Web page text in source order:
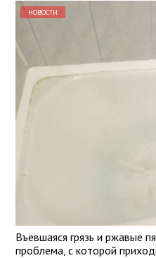
НОВОСТИ
Въевшаяся грязь и ржавые
проблема, с которой